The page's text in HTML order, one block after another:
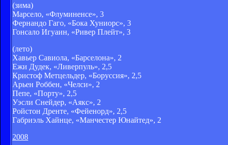
(зима)
Марсело, «Флуминенсе», 3
Фернандо Гаго, «Бока Хуниорс», 3
Гонсало Игуаин, «Ривер Плейт», 3
(лето)
Хавьер Савиола, «Барселона», 2
Ежи Дудек, «Ливерпуль», 2,5
Кристоф Метцельдер, «Боруссия», 2,5
Арьен Роббен, «Челси», 2
Пепе, «Порту», 2,5
Уэсли Снейдер, «Аякс», 2
Ройстон Дренте, «Фейенорд», 2,5
Габриэль Хайнце, «Манчестер Юнайтед», 2
2008